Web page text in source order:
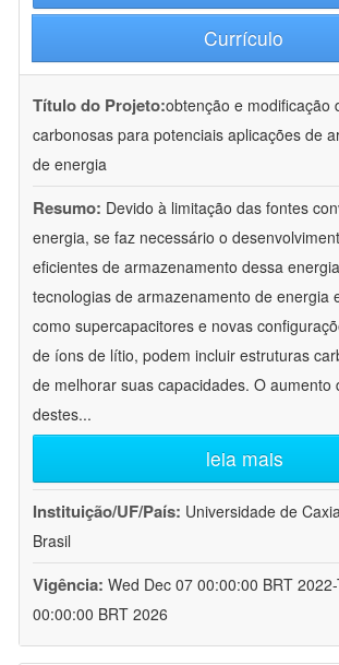
Currículo
Título do Projeto:obtenção e modificação
carbonosas para potenciais aplicações de
de energia
Resumo: Devido à limitação das fontes
energia, se faz necessário o
eficientes de armazenamento dessa
tecnologias de armazenamento de energia
como supercapacitores e novas
de íons de lítio, podem incluir estruturas
de melhorar suas capacidades. O aumento
destes...
leia mais
Instituição/UF/País: Universidade de
Brasil
Vigência: Wed Dec 07 00:00:00 BRT
00:00:00 BRT 2026